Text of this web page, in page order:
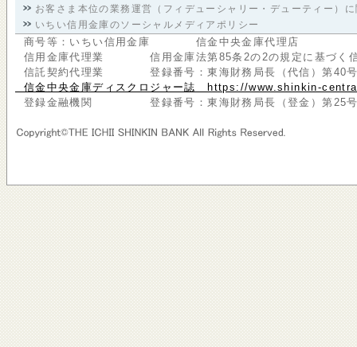
お客さま本位の業務運営（フィデューシャリー・デューティー）
いちい信用金庫のソーシャルメディアポリシー
商号等：いちい信用金庫 信金中央金庫代理店
信用金庫代理業 信用金庫法第85条2の2の規定に基づく
信託契約代理業 登録番号：東海財務局長（代信）第40号
信金中央金庫ディスクロジャー誌 https://www.shinkin-
登録金融機関 登録番号：東海財務局長（登金）第25